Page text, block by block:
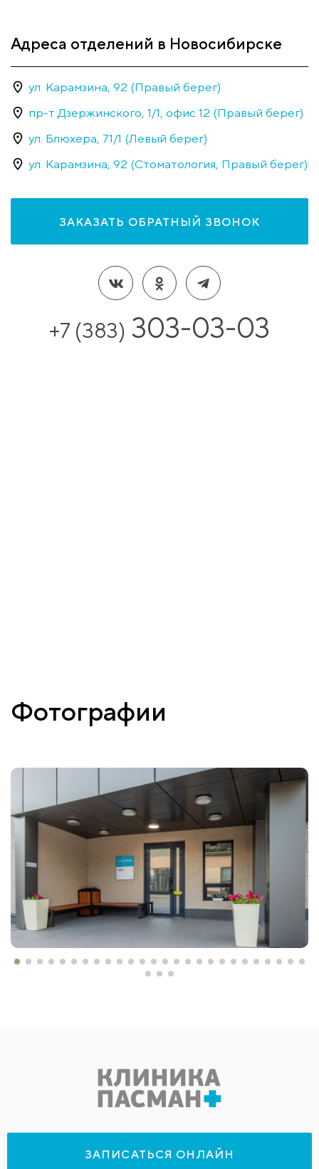
Адреса отделений в Новосибирске
ул. Карамзина, 92 (Правый берег)
пр-т Дзержинского, 1/1, офис 12 (Правый берег)
ул. Блюхера, 71/1 (Левый берег)
ул. Карамзина, 92 (Стоматология, Правый берег)
ЗАКАЗАТЬ ОБРАТНЫЙ ЗВОНОК
+7 (383) 303-03-03
Фотографии
ЗАПИСАТЬСЯ ОНЛАЙН